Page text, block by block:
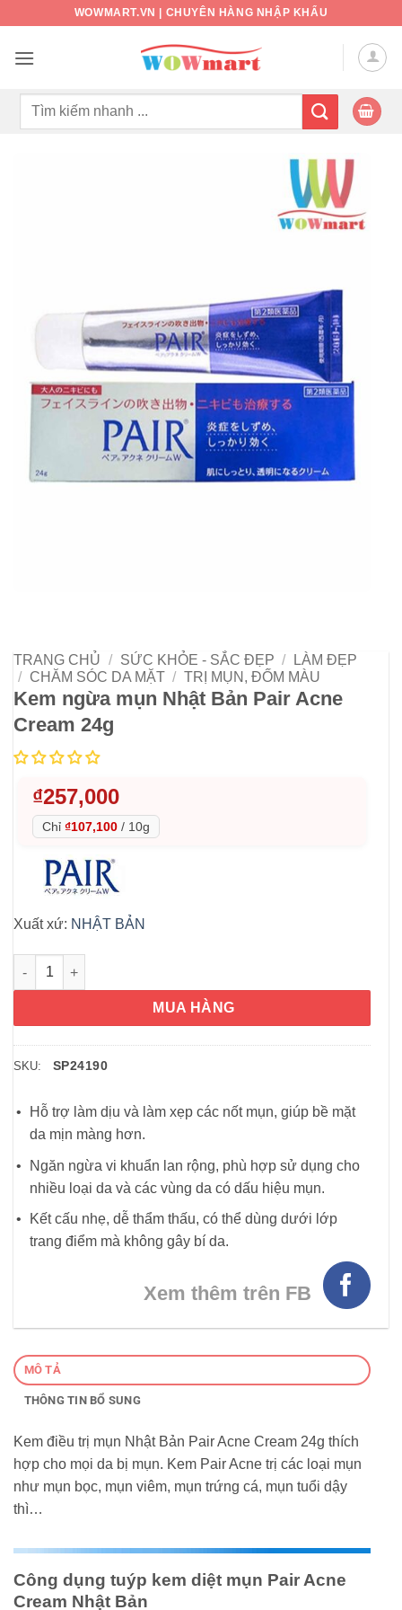
nội
WOWMART.VN | CHUYÊN HÀNG NHẬP KHẨU
Tìm
TRANG CHỦ / SỨC KHỎE - SẮC ĐẸP /
LÀM ĐẸP
/
CHĂM SÓC DA MẶT / TRỊ MỤN, ĐỐM MÀU
Kem ngừa mụn Nhật Bản Pair Acne
Cream 24g
₫257,000
Chỉ ₫107,100 / 10g
Xuất xứ: NHẬT BẢN
Kem ngừa mụn Nhật Bản Pair Acne Cream 24g số lượng
MUA HÀNG
SKU: SP24190
Hỗ trợ làm dịu và làm xẹp các nốt mụn, giúp bề mặt
da mịn màng hơn.
Ngăn ngừa vi khuẩn lan rộng, phù hợp sử dụng cho
nhiều loại da và các vùng da có dấu hiệu mụn.
Kết cấu nhẹ, dễ thẩm thấu, có thể dùng dưới lớp
trang điểm mà không gây bí da.
Xem thêm trên FB
MÔ TẢ
THÔNG TIN BỔ SUNG
Kem điều trị mụn Nhật Bản Pair Acne Cream 24g thích
hợp cho mọi da bị mụn. Kem Pair Acne trị các loại mụn
như mụn bọc, mụn viêm, mụn trứng cá, mụn tuổi dậy
thì…
Công dụng tuýp kem diệt mụn Pair Acne
Cream Nhật Bản